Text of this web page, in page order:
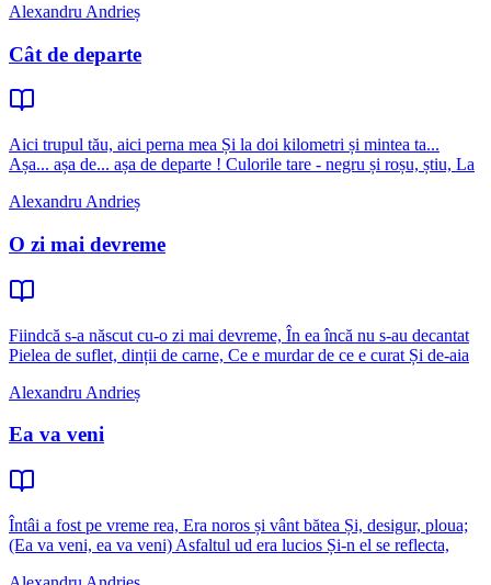
Alexandru Andrieș
Cât de departe
Aici trupul tău, aici perna mea Și la doi kilometri și mintea ta...
Așa... așa de... așa de departe ! Culorile tare - negru și roșu, știu, La
Alexandru Andrieș
O zi mai devreme
Fiindcă s-a născut cu-o zi mai devreme, În ea încă nu s-au decantat
Pielea de suflet, dinții de carne, Ce e murdar de ce e curat Și de-aia
Alexandru Andrieș
Ea va veni
Întâi a fost pe vreme rea, Era noros și vânt bătea Și, desigur, ploua;
(Ea va veni, ea va veni) Asfaltul ud era lucios Și-n el se reflecta,